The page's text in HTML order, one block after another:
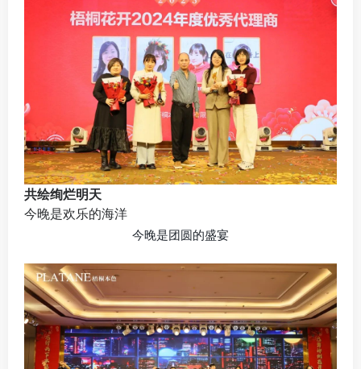
共绘绚烂明天
今晚是欢乐的海洋
今晚是团圆的盛宴